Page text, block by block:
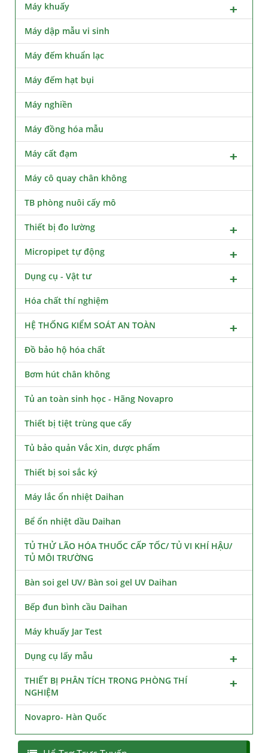
Máy khuấy
Máy dập mẫu vi sinh
Máy đếm khuẩn lạc
Máy đếm hạt bụi
Máy nghiền
Máy đồng hóa mẫu
Máy cất đạm
Máy cô quay chân không
TB phòng nuôi cấy mô
Thiết bị đo lường
Micropipet tự động
Dụng cụ - Vật tư
Hóa chất thí nghiệm
HỆ THỐNG KIỂM SOÁT AN TOÀN
Đồ bảo hộ hóa chất
Bơm hút chân không
Tủ an toàn sinh học - Hãng Novapro
Thiết bị tiệt trùng que cấy
Tủ bảo quản Vắc Xin, dược phẩm
Thiết bị soi sắc ký
Máy lắc ổn nhiệt Daihan
Bể ổn nhiệt dầu Daihan
TỦ THỬ LÃO HÓA THUỐC CẤP TỐC/ TỦ VI KHÍ HẬU/
TỦ MÔI TRƯỜNG
Bàn soi gel UV/ Bàn soi gel UV Daihan
Bếp đun bình cầu Daihan
Máy khuấy Jar Test
Dụng cụ lấy mẫu
THIẾT BỊ PHÂN TÍCH TRONG PHÒNG THÍ
NGHIỆM
Novapro- Hàn Quốc